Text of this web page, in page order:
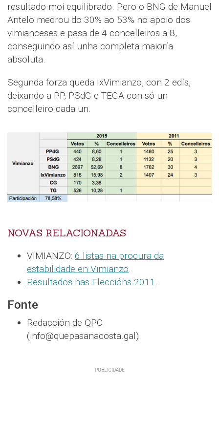
resultado moi equilibrado. Pero o BNG de Manuel
Antelo medrou do 30% ao 53% no apoio dos
vimianceses e pasa de 4 concelleiros a 8,
conseguindo así unha completa maioría
absoluta.
Segunda forza queda IxVimianzo, con 2 edís,
deixando a PP, PSdG e TEGA con só un
concelleiro cada un.
NOVAS RELACIONADAS
VIMIANZO: 6 listas na procura da
estabilidade en Vimianzo.
Resultados nas Eleccións 2011 .
Fonte
Redacción de QPC
(info@quepasanacosta.gal).